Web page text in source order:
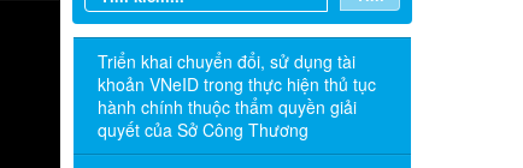
Triển khai chuyển đổi, sử dụng tài
khoản VNeID trong thực hiện thủ tục
hành chính thuộc thẩm quyền giải
quyết của Sở Công Thương